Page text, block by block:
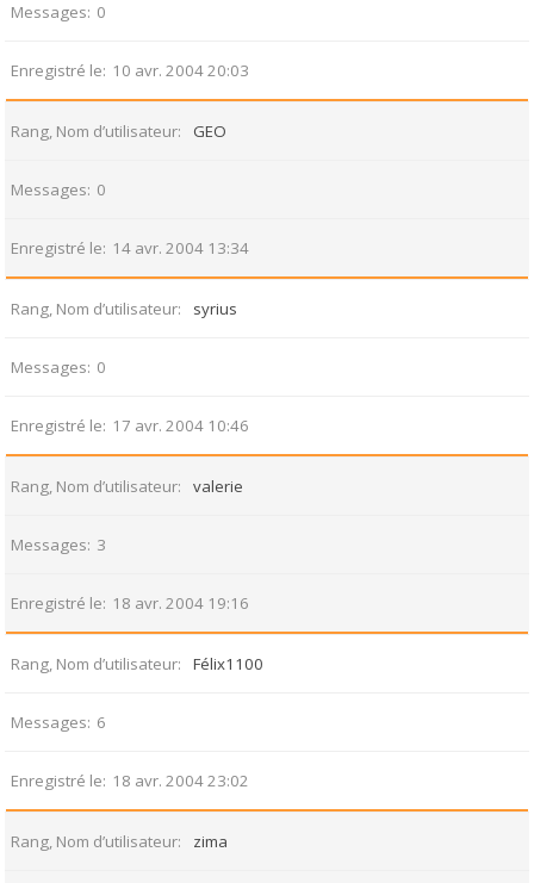
Messages 0
Enregistré le 10 avr. 2004 20:03
Rang, Nom d’utilisateur GEO
Messages 0
Enregistré le 14 avr. 2004 13:34
Rang, Nom d’utilisateur syrius
Messages 0
Enregistré le 17 avr. 2004 10:46
Rang, Nom d’utilisateur valerie
Messages 3
Enregistré le 18 avr. 2004 19:16
Rang, Nom d’utilisateur Félix1100
Messages 6
Enregistré le 18 avr. 2004 23:02
Rang, Nom d’utilisateur zima